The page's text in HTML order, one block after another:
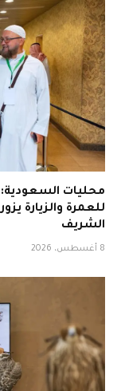
محليات
للعمرة والزيارة
الشريف
8 أغسطس، 2026